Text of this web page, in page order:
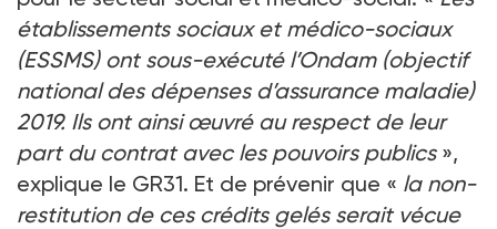
établissements sociaux et médico-sociaux
(ESSMS) ont sous-exécuté l’Ondam (objectif
national des dépenses d’assurance maladie)
2019. Ils ont ainsi œuvré au respect de leur
part du contrat avec les pouvoirs publics»,
explique le GR31. Et de prévenir que « la non-
restitution de ces crédits gelés serait vécue